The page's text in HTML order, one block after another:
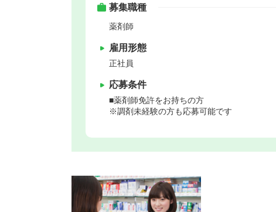
募集職種
薬剤師
雇用形態
正社員
応募条件
■薬剤師免許をお持ちの方
※調剤未経験の方も応募可能です